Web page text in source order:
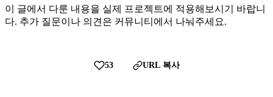
이 글에서 다룬 내용을 실제 프로젝트에 적용해보시기 바랍니
다. 추가 질문이나 의견은 커뮤니티에서 나눠주세요.
53 URL 복사